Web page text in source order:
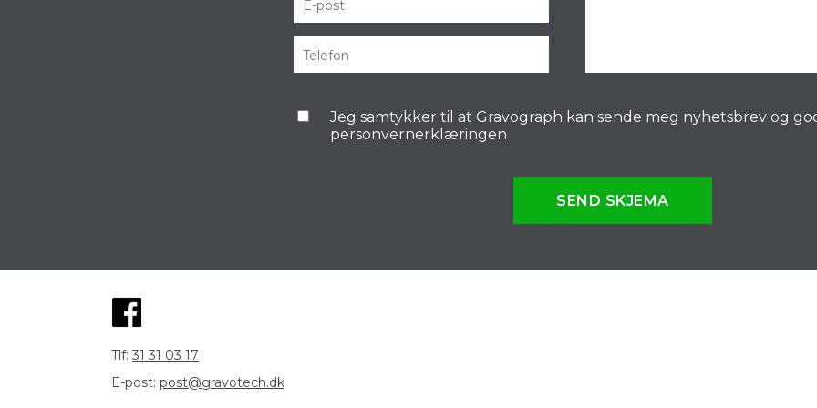
Jeg samtykker til at Gravograph kan sende meg nyhetsbrev og
personvernerklæringen
SEND SKJEMA
Tlf: 31 31 03 17
E-post: post@gravotech.dk